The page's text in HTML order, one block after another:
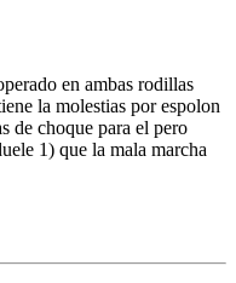
en ambas rodillas
la molestias por espolon
de choque para el pero
1) que la mala marcha